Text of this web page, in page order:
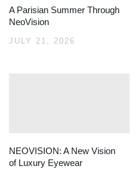
A Parisian Summer Through
NeoVision
JULY 21, 2026
NEOVISION: A New Vision
of Luxury Eyewear